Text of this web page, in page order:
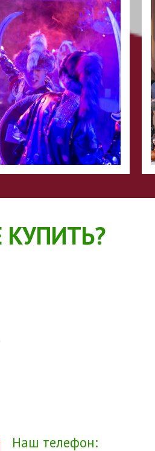
КУПИТЬ?
Наш телефон: